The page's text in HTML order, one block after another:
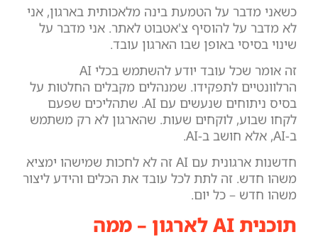
כשאני מדבר על הטמעת בינה מלאכותית בארגון, אני
לא מדבר על להוסיף צ'אטבוט לאתר. אני מדבר על
שינוי בסיסי באופן שבו הארגון עובד.
זה אומר שכל עובד יודע להשתמש בכלי AI
הרלוונטיים לתפקידו. שמנהלים מקבלים החלטות על
בסיס ניתוחים שנעשים עם AI. שתהליכים שפעם
לקחו שבוע, לוקחים שעות. שהארגון לא רק משתמש
ב-AI, אלא חושב ב-AI.
חדשנות ארגונית עם AI זה לא לחכות שמישהו ימציא
משהו חדש. זה לתת לכל עובד את הכלים והידע ליצור
משהו חדש – כל יום.
תוכנית AI לארגון – ממה